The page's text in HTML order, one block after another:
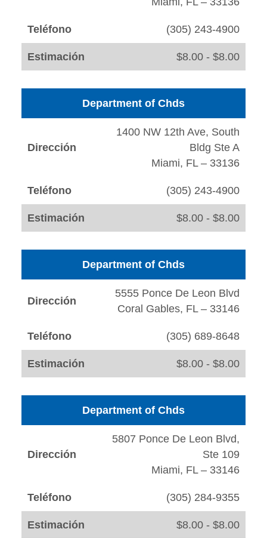
Teléfono (305) 243-4900
Estimación $8.00 - $8.00
Department of Chds
Dirección
1400 NW 12th Ave, South
Bldg Ste A
Miami, FL – 33136
Teléfono (305) 243-4900
Estimación $8.00 - $8.00
Department of Chds
Dirección
5555 Ponce De Leon Blvd
Coral Gables, FL – 33146
Teléfono (305) 689-8648
Estimación $8.00 - $8.00
Department of Chds
Dirección
5807 Ponce De Leon Blvd,
Ste 109
Miami, FL – 33146
Teléfono (305) 284-9355
Estimación $8.00 - $8.00